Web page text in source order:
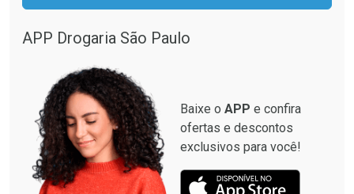
APP Drogaria São Paulo
Baixe o APP e confira
ofertas e descontos
exclusivos para você!